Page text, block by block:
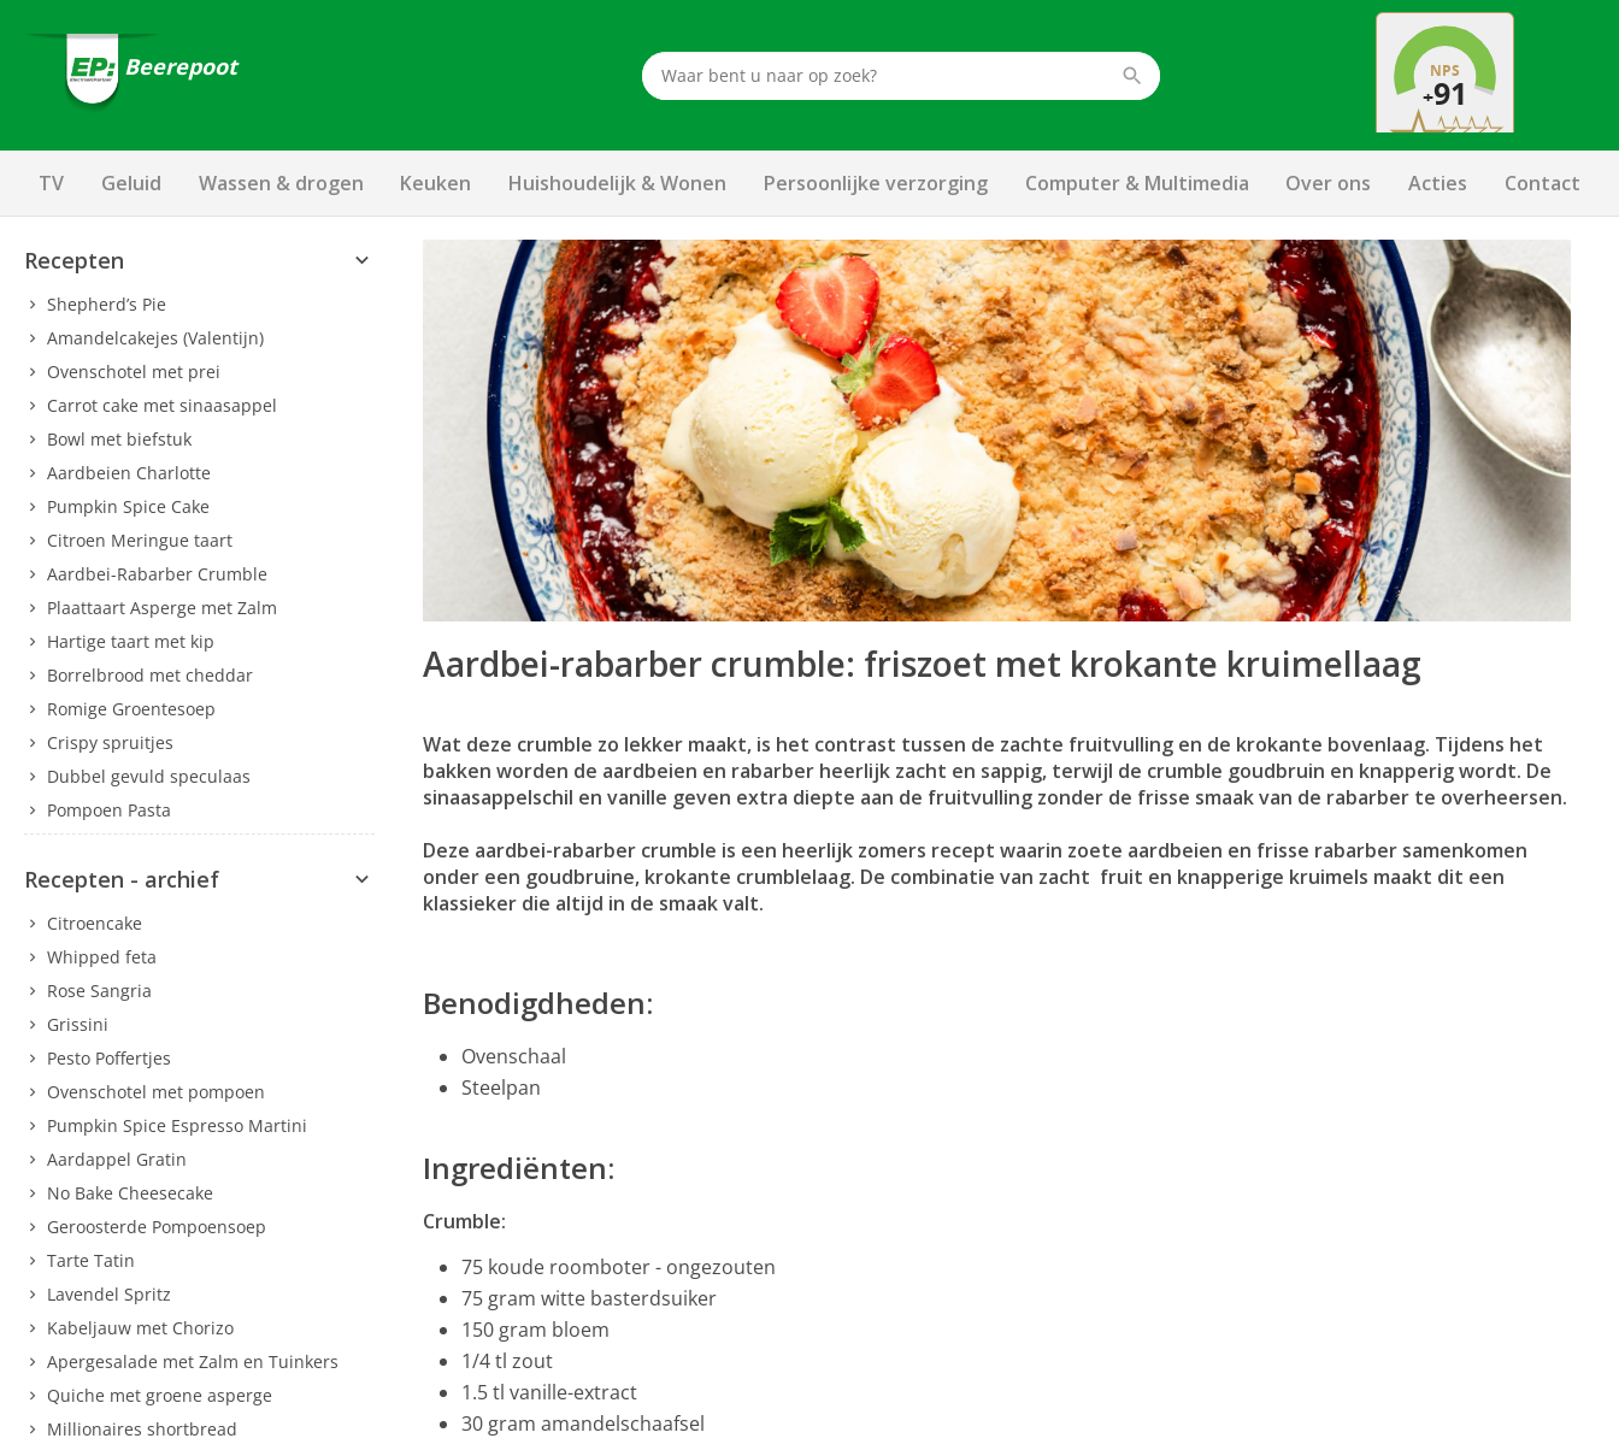
Beerepoot
TV Geluid Wassen & drogen Keuken Huishoudelijk & Wonen Persoonlijke verzorging Computer & Multimedia Over ons Acties Contact
Recepten
Shepherd’s Pie
Amandelcakejes (Valentijn)
Ovenschotel met prei
Carrot cake met sinaasappel
Bowl met biefstuk
Aardbeien Charlotte
Pumpkin Spice Cake
Citroen Meringue taart
Aardbei-Rabarber Crumble
Plaattaart Asperge met Zalm
Hartige taart met kip
Borrelbrood met cheddar
Romige Groentesoep
Crispy spruitjes
Dubbel gevuld speculaas
Pompoen Pasta
Recepten - archief
Citroencake
Whipped feta
Rose Sangria
Grissini
Pesto Poffertjes
Ovenschotel met pompoen
Pumpkin Spice Espresso Martini
Aardappel Gratin
No Bake Cheesecake
Geroosterde Pompoensoep
Tarte Tatin
Lavendel Spritz
Kabeljauw met Chorizo
Apergesalade met Zalm en Tuinkers
Quiche met groene asperge
Millionaires shortbread
Aardbei-rabarber crumble: friszoet met krokante kruimellaag
Wat deze crumble zo lekker maakt, is het contrast tussen de zachte fruitvulling en de krokante bovenlaag. Tijdens het
bakken worden de aardbeien en rabarber heerlijk zacht en sappig, terwijl de crumble goudbruin en knapperig wordt. De
sinaasappelschil en vanille geven extra diepte aan de fruitvulling zonder de frisse smaak van de rabarber te overheersen.
Deze aardbei-rabarber crumble is een heerlijk zomers recept waarin zoete aardbeien en frisse rabarber samenkomen
onder een goudbruine, krokante crumblelaag. De combinatie van zacht fruit en knapperige kruimels maakt dit een
klassieker die altijd in de smaak valt.
Benodigdheden:
Ovenschaal
Steelpan
Ingrediënten:
Crumble:
75 koude roomboter - ongezouten
75 gram witte basterdsuiker
150 gram bloem
1/4 tl zout
1.5 tl vanille-extract
30 gram amandelschaafsel